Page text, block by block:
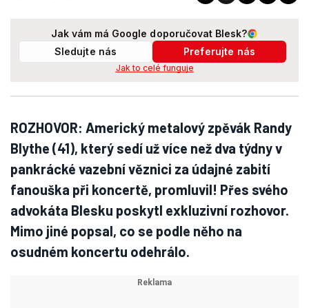
Jak vám má Google doporučovat Blesk?
Sledujte nás
Preferujte nás
Jak to celé funguje
ROZHOVOR: Americký metalový zpěvák Randy
Blythe (41), který sedí už více než dva týdny v
pankrácké vazební věznici za údajné zabití
fanouška při koncertě, promluvil! Přes svého
advokáta Blesku poskytl exkluzivní rozhovor.
Mimo jiné popsal, co se podle něho na
osudném koncertu odehrálo.